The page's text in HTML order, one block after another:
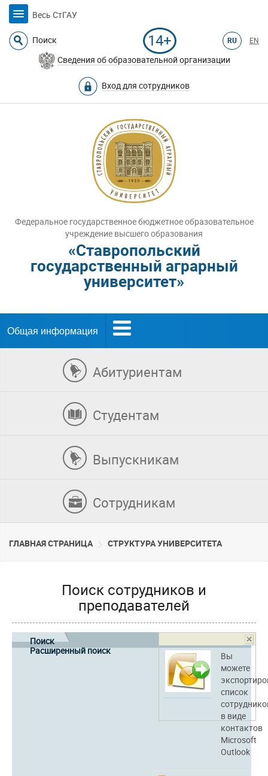
Весь СтГАУ
Поиск 14+ RU EN
Сведения об образовательной организации
Вход для сотрудников
Федеральное государственное бюджетное образовательное
учреждение высшего образования
«Ставропольский
государственный аграрный
университет»
Общая информация
Абитуриентам
Студентам
Выпускникам
Сотрудникам
ГЛАВНАЯ СТРАНИЦА CТРУКТУРА УНИВЕРСИТЕТА
Поиск сотрудников и
преподавателей
Вы
можете
список
в виде
контактов
Microsoft
Outlook
Поиск
Расширенный поиск